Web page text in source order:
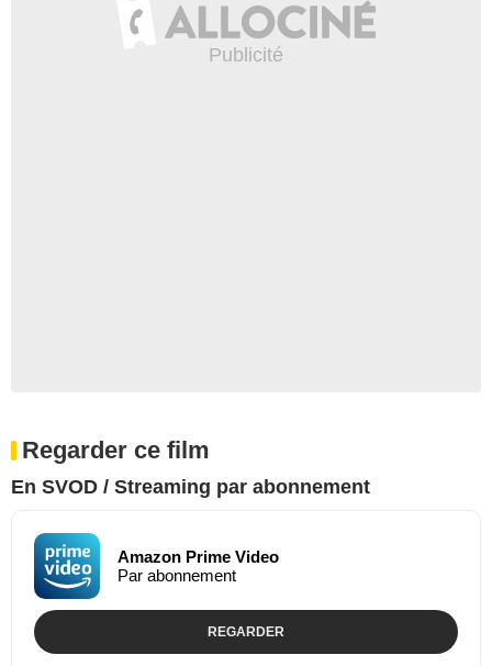
Regarder ce film
En SVOD / Streaming par abonnement
Amazon Prime Video
Par abonnement
REGARDER